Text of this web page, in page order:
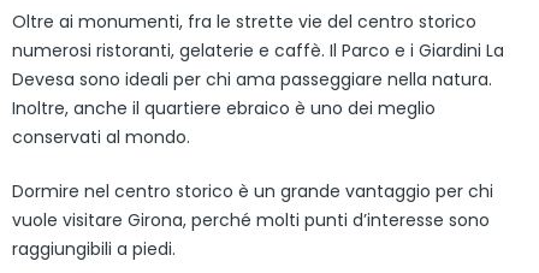
Oltre ai monumenti, fra le strette vie del centro storico
numerosi ristoranti, gelaterie e caffè. Il Parco e i Giardini La
Devesa sono ideali per chi ama passeggiare nella natura.
Inoltre, anche il quartiere ebraico è uno dei meglio
conservati al mondo.
Dormire nel centro storico è un grande vantaggio per chi
vuole visitare Girona, perché molti punti d’interesse sono
raggiungibili a piedi.